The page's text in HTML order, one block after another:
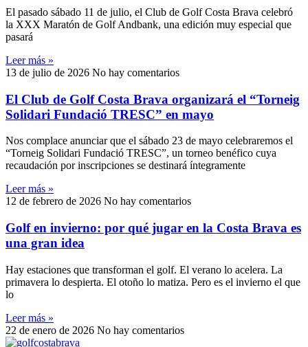
El pasado sábado 11 de julio, el Club de Golf Costa Brava celebró
la XXX Maratón de Golf Andbank, una edición muy especial que
pasará
Leer más »
13 de julio de 2026 No hay comentarios
El Club de Golf Costa Brava organizará el “Torneig
Solidari Fundació TRESC” en mayo
Nos complace anunciar que el sábado 23 de mayo celebraremos el
“Torneig Solidari Fundació TRESC”, un torneo benéfico cuya
recaudación por inscripciones se destinará íntegramente
Leer más »
12 de febrero de 2026 No hay comentarios
Golf en invierno: por qué jugar en la Costa Brava es
una gran idea
Hay estaciones que transforman el golf. El verano lo acelera. La
primavera lo despierta. El otoño lo matiza. Pero es el invierno el que
lo
Leer más »
22 de enero de 2026 No hay comentarios